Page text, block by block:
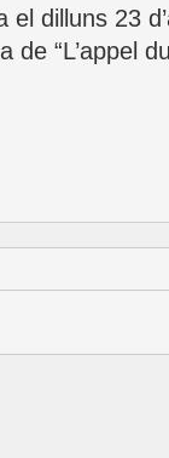
el dilluns 23
de “L’appel